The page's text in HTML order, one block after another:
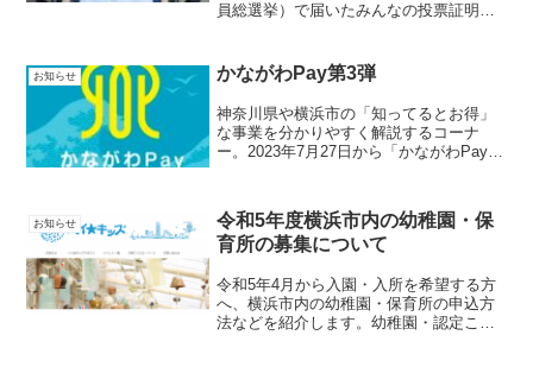
員総選挙）で届いたみんなの投票証明書
どもと一緒に行ってみた方がいらっしゃ
ったらとても...
お知らせ かながわPay第3弾
神奈川県や横浜市の「知ってるとお得」
な事業を分かりやすく解説するコーナ
ー。2023年7月27日から「かながわPay第
明です。◆そもそも「かながわPay」と
は？原油高...
お知らせ
令和5年度横浜市内の幼稚園・保
育所の募集について
令和5年4月から入園・入所を希望する方
へ、横浜市内の幼稚園・保育所の申込方
法などを紹介します。幼稚園・認定こど